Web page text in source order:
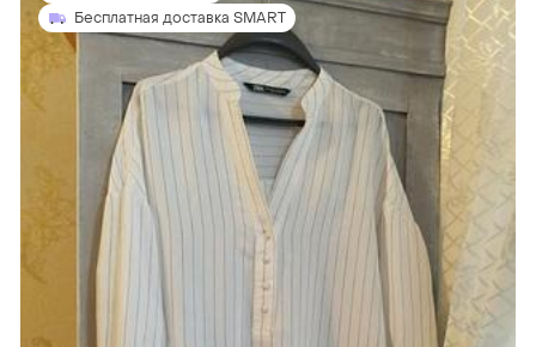
Бесплатная доставка SMART